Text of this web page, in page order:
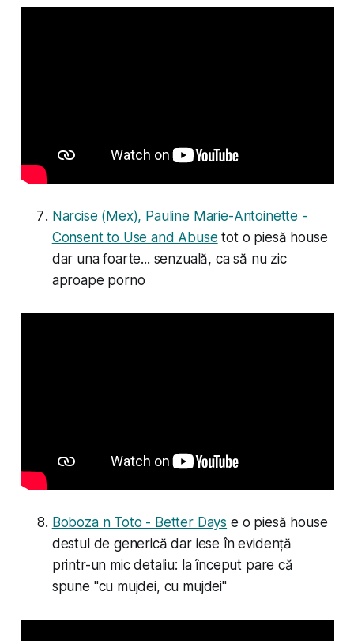
Narcise (Mex), Pauline Marie-Antoinette -
Consent to Use and Abuse tot o piesă house
dar una foarte... senzuală, ca să nu zic
aproape porno
Boboza n Toto - Better Days e o piesă house
destul de generică dar iese în evidență
printr-un mic detaliu: la început pare că
spune "cu mujdei, cu mujdei"